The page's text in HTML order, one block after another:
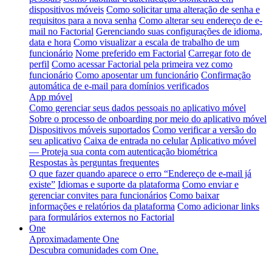
dispositivos móveis Como solicitar uma alteração de senha e
requisitos para a nova senha Como alterar seu endereço de e-
mail no Factorial Gerenciando suas configurações de idioma,
data e hora Como visualizar a escala de trabalho de um
funcionário Nome preferido em Factorial Carregar foto de
perfil Como acessar Factorial pela primeira vez como
funcionário Como aposentar um funcionário Confirmação
automática de e-mail para domínios verificados
App móvel
Como gerenciar seus dados pessoais no aplicativo móvel
Sobre o processo de onboarding por meio do aplicativo móvel
Dispositivos móveis suportados Como verificar a versão do
seu aplicativo Caixa de entrada no celular Aplicativo móvel
— Proteja sua conta com autenticação biométrica
Respostas às perguntas frequentes
O que fazer quando aparece o erro “Endereço de e-mail já
existe” Idiomas e suporte da plataforma Como enviar e
gerenciar convites para funcionários Como baixar
informações e relatórios da plataforma Como adicionar links
para formulários externos no Factorial
One
Aproximadamente One
Descubra comunidades com One.